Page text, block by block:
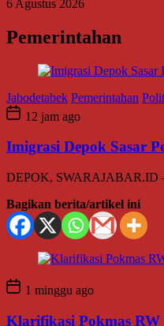
6 Agustus 2026
Pemerintahan
Jabodetabek Pemerintahan
12 jam ago
Imigrasi Depok Sasar
DEPOK, SWARAJABAR.ID
Bagikan berita/artikel ini
1 minggu ago
Klarifikasi Pokmas RW